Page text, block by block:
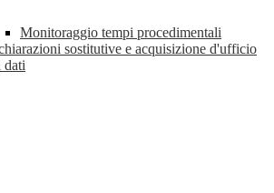
Monitoraggio tempi procedimentali
sostitutive e acquisizione d'ufficio
dati